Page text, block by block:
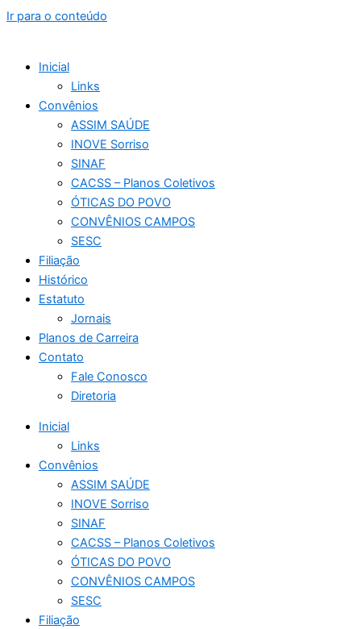
Ir para o conteúdo
Inicial
Links
Convênios
ASSIM SAÚDE
INOVE Sorriso
SINAF
CACSS – Planos Coletivos
ÓTICAS DO POVO
CONVÊNIOS CAMPOS
SESC
Filiação
Histórico
Estatuto
Jornais
Planos de Carreira
Contato
Fale Conosco
Diretoria
Inicial
Links
Convênios
ASSIM SAÚDE
INOVE Sorriso
SINAF
CACSS – Planos Coletivos
ÓTICAS DO POVO
CONVÊNIOS CAMPOS
SESC
Filiação